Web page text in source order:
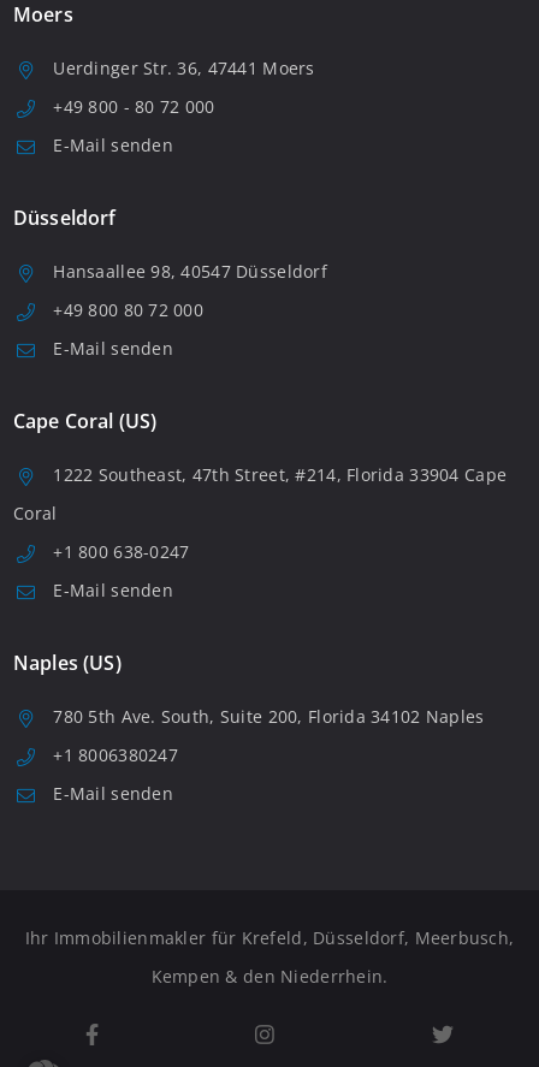
Moers
Uerdinger Str. 36, 47441 Moers
+49 800 - 80 72 000
E-Mail senden
Düsseldorf
Hansaallee 98, 40547 Düsseldorf
+49 800 80 72 000
E-Mail senden
Cape Coral (US)
1222 Southeast, 47th Street, #214, Florida 33904 Cape
Coral
+1 800 638-0247
E-Mail senden
Naples (US)
780 5th Ave. South, Suite 200, Florida 34102 Naples
+1 8006380247
E-Mail senden
Ihr Immobilienmakler für Krefeld, Düsseldorf, Meerbusch,
Kempen & den Niederrhein.